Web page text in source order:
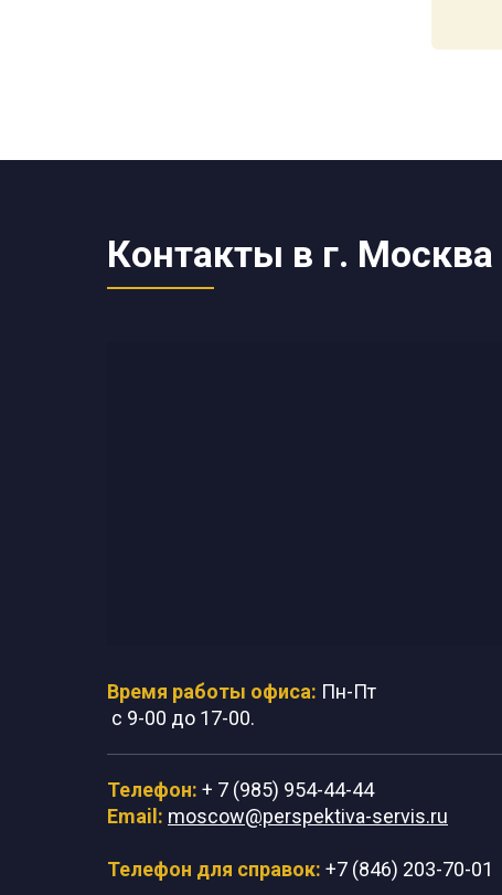
Контакты в г. Москва
Время работы офиса: Пн-Пт
с 9-00 до 17-00.
Телефон: + 7 (985) 954-44-44
Email: moscow@perspektiva-servis.ru
Телефон для справок: +7 (846) 203-70-01